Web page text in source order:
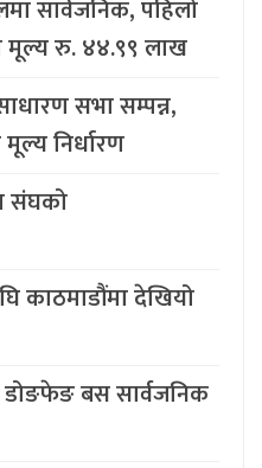
सार्वजनिक, पहिलो
मूल्य रु. ४४.९९ लाख
सभा सम्पन्न,
निर्धारण
संघको
काठमाडौंमा देखियो
डोङफेङ बस सार्वजनिक